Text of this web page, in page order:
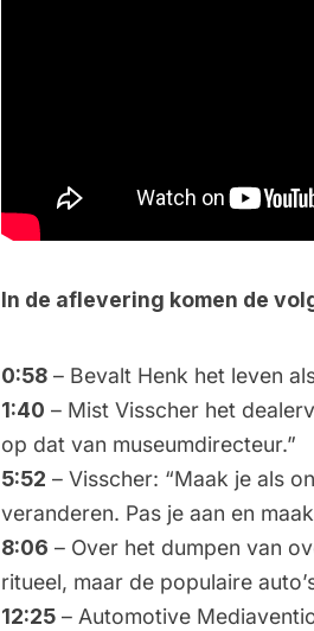
In de aflevering komen de
0:58 – Bevalt Henk het leven
1:40 – Mist Visscher het
op dat van museumdirecteur.”
5:52 – Visscher: “Maak je als
veranderen. Pas je aan en
8:06 – Over het dumpen van
ritueel, maar de populaire
12:25 – Automotive